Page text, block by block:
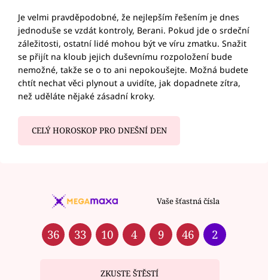
Je velmi pravděpodobné, že nejlepším řešením je dnes
jednoduše se vzdát kontroly, Berani. Pokud jde o srdeční
záležitosti, ostatní lidé mohou být ve víru zmatku. Snažit
se přijít na kloub jejich duševnímu rozpoložení bude
nemožné, takže se o to ani nepokoušejte. Možná budete
chtít nechat věci plynout a uvidíte, jak dopadnete zítra,
než uděláte nějaké zásadní kroky.
CELÝ HOROSKOP PRO DNEŠNÍ DEN
Vaše šťastná čísla
36 33 10 4 9 46 2
ZKUSTE ŠTĚSTÍ